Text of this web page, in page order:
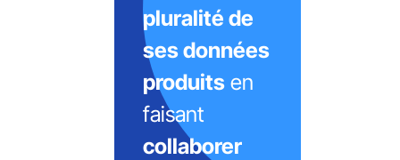
pluralité de
ses données
produits en
faisant
collaborer